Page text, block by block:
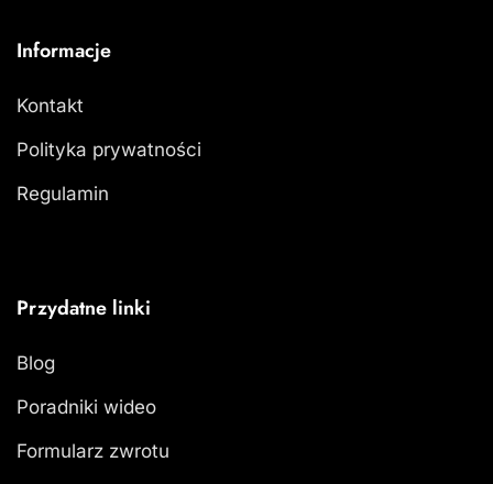
Informacje
Kontakt
Polityka prywatności
Regulamin
Przydatne linki
Blog
Poradniki wideo
Formularz zwrotu